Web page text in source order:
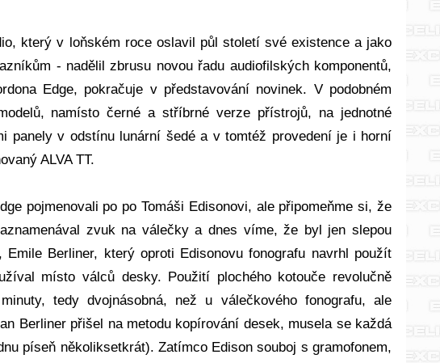
který v loňském roce oslavil půl století své existence a jako
- nadělil zbrusu novou řadu audiofilských komponentů,
Edge, pokračuje v představování novinek. V podobném
namísto černé a stříbrné verze přístrojů, na jednotné
panely v odstínu lunární šedé a v tomtéž provedení je i horní
ALVA TT.
pojmenovali po po Tomáši Edisonovi, ale připomeňme si, že
zvuk na válečky a dnes víme, že byl jen slepou
Berliner, který oproti Edisonovu fonografu navrhl použít
místo válců desky. Použití plochého kotouče revolučně
tedy dvojnásobná, než u válečkového fonografu, ale
Berliner přišel na metodu kopírování desek, musela se každá
píseň několiksetkrát). Zatímco Edison souboj s gramofonem,